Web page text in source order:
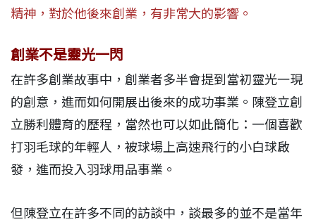
精神，對於他後來創業，有非常大的影響。
創業不是靈光一閃
在許多創業故事中，創業者多半會提到當初靈光一現
的創意，進而如何開展出後來的成功事業。陳登立創
立勝利體育的歷程，當然也可以如此簡化：一個喜歡
打羽毛球的年輕人，被球場上高速飛行的小白球啟
發，進而投入羽球用品事業。
但陳登立在許多不同的訪談中，談最多的並不是當年